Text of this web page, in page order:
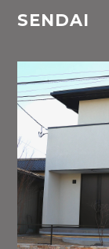
SENDAI